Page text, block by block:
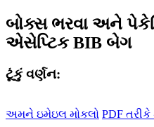
બોક્સ ભરવા અને
એસેપ્ટિક BIB બેગ
ટૂંકું વર્ણન:
અમને ઇમેઇલ મોકલો PDF તરીકે